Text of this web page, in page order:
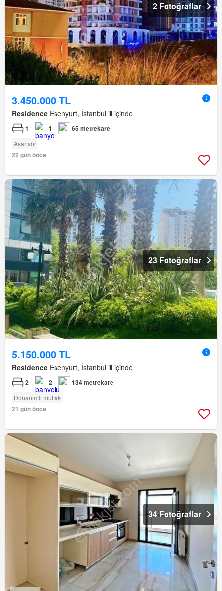
2 Fotoğraflar
3.450.000 TL
Residence Esenyurt, İstanbul ili içinde
1 1 65 metrekare
Asansör
22 gün önce
23 Fotoğraflar
5.150.000 TL
Residence Esenyurt, İstanbul ili içinde
2 2 134 metrekare
Donanımlı mutfak
21 gün önce
34 Fotoğraflar